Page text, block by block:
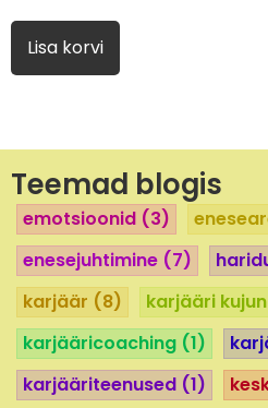
Lisa korvi
Teemad blogis
emotsioonid (3)
enesejuhtimine (7)
karjäär (8) karjääri
karjääricoaching (1)
karjääriteenused (1)